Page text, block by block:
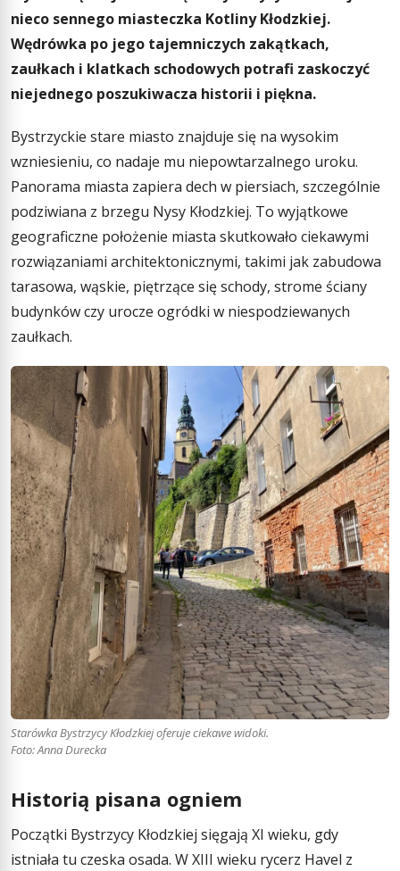
nieco sennego miasteczka Kotliny Kłodzkiej.
Wędrówka po jego tajemniczych zakątkach,
zaułkach i klatkach schodowych potrafi zaskoczyć
niejednego poszukiwacza historii i piękna.
Bystrzyckie stare miasto znajduje się na wysokim
wzniesieniu, co nadaje mu niepowtarzalnego uroku.
Panorama miasta zapiera dech w piersiach, szczególnie
podziwiana z brzegu Nysy Kłodzkiej. To wyjątkowe
geograficzne położenie miasta skutkowało ciekawymi
rozwiązaniami architektonicznymi, takimi jak zabudowa
tarasowa, wąskie, piętrzące się schody, strome ściany
budynków czy urocze ogródki w niespodziewanych
zaułkach.
Starówka Bystrzycy Kłodzkiej oferuje ciekawe widoki.
Foto: Anna Durecka
Historią pisana ogniem
Początki Bystrzycy Kłodzkiej sięgają XI wieku, gdy
istniała tu czeska osada. W XIII wieku rycerz Havel z